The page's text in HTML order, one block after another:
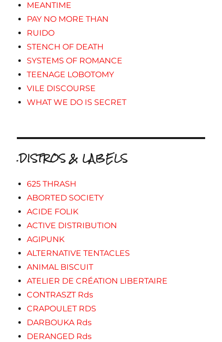
MEANTIME
PAY NO MORE THAN
RUIDO
STENCH OF DEATH
SYSTEMS OF ROMANCE
TEENAGE LOBOTOMY
VILE DISCOURSE
WHAT WE DO IS SECRET
.DISTROS & LABELS
625 THRASH
ABORTED SOCIETY
ACIDE FOLIK
ACTIVE DISTRIBUTION
AGIPUNK
ALTERNATIVE TENTACLES
ANIMAL BISCUIT
ATELIER DE CRÉATION LIBERTAIRE
CONTRASZT Rds
CRAPOULET RDS
DARBOUKA Rds
DERANGED Rds